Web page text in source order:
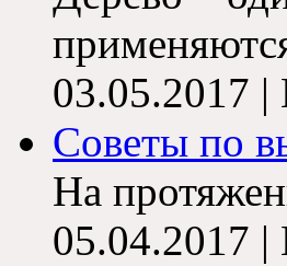
03.05.2017 |
Советы по
На
05.04.2017 |